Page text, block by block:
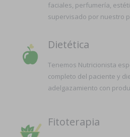
faciales, perfumería,
supervisado por nuestro
Dietética
Tenemos Nutricionista
completo del paciente y
adelgazamiento con
Fitoterapia